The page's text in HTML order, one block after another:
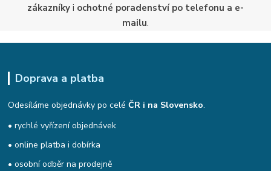
zákazníky i ochotné poradenství po telefonu a e-
mailu.
Doprava a platba
Odesíláme objednávky po celéČR i na Slovensko.
• rychlé vyřízení objednávek
• online platba i dobírka
• osobní odběr na prodejně